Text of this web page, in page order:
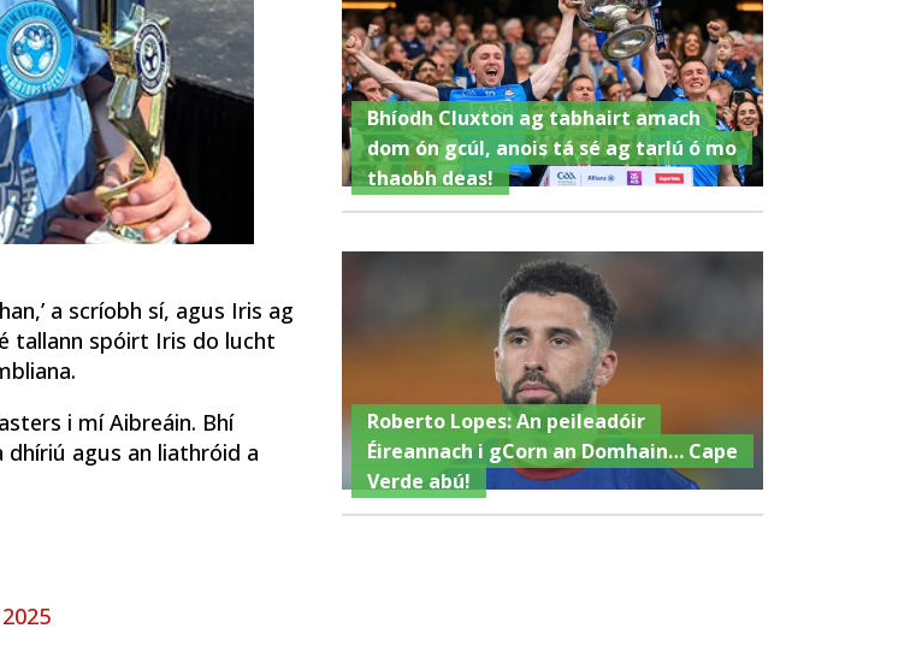
a scríobh sí, agus Iris ag
tallann spóirt Iris do lucht
i mí Aibreáin. Bhí
dhíriú agus an liathróid a
Bhíodh Cluxton ag tabhairt amach
dom ón gcúl, anois tá sé ag tarlú ó mo
thaobh deas!
Roberto Lopes: An peileadóir
Éireannach i gCorn an Domhain… Cape
Verde abú!